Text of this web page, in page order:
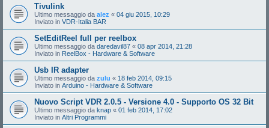
Tivulink
Ultimo messaggio da alez « 04 giu 2015, 10:29
Inviato in VDR-Italia BAR
SetEditReel full per reelbox
Ultimo messaggio da daredavil87 « 08 apr 2014, 21:28
Inviato in ReelBox - Hardware & Software
Usb IR adapter
Ultimo messaggio da zulu « 18 feb 2014, 09:15
Inviato in Arduino - Hardware & Software
Nuovo Script VDR 2.0.5 - Versione 4.0 - Supporto OS 32 Bit
Ultimo messaggio da knap « 01 feb 2014, 17:02
Inviato in Altri Programmi